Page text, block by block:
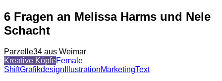
6 Fragen an Melissa Harms und Nele
Schacht
Parzelle34 aus Weimar
Kreative KöpfeFemale
ShiftGrafikdesign IllustrationMarketingText